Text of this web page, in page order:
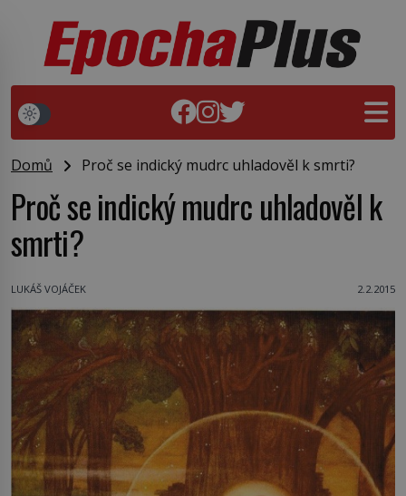
Domů Proč se indický mudrc uhladověl k smrti?
Proč se indický mudrc uhladověl k
smrti?
LUKÁŠ VOJÁČEK 2.2.2015